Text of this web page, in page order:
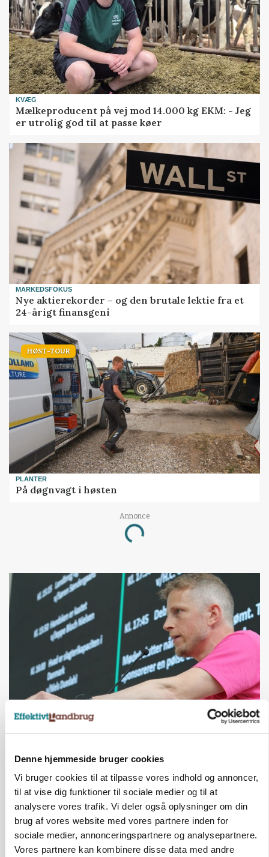
Denne hjemmeside bruger cookies
Vi bruger cookies til at tilpasse vores indhold og annoncer,
til at vise dig funktioner til sociale medier og til at
analysere vores trafik. Vi deler også oplysninger om din
brug af vores website med vores partnere inden for
sociale medier, annonceringspartnere og analysepartnere.
Vores partnere kan kombinere disse data med andre
KVÆG
Mælkeproducent på vej mod 14.000 kg EKM: - Jeg
er utrolig god til at passe køer
MARKEDSFOKUS
Nye aktierekorder – og den brutale lektie fra et
24-årigt finansgeni
HØST-TOUR
PLANTER
På døgnvagt i høsten
Annonce
Loading...
GRISE
Svineproducenter kalder Danish Crowns pris en